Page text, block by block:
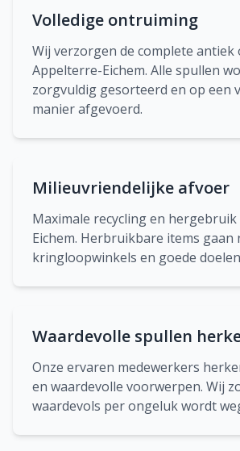
Volledige ontruiming
Wij verzorgen de complete antiek
Appelterre-Eichem. Alle spullen
zorgvuldig gesorteerd en op een
manier afgevoerd.
Milieuvriendelijke afvoer
Maximale recycling en
Eichem. Herbruikbare items gaan
kringloopwinkels en goede
Waardevolle spullen
Onze ervaren medewerkers
en waardevolle voorwerpen. Wij
waardevols per ongeluk wordt